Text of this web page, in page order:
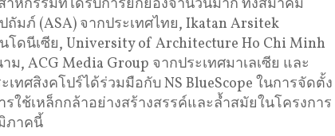
หกรรมที่ได้รับการยกย่องจำนวนมาก ทั้งสมาคม
มภ์ (ASA) จากประเทศไทย, Ikatan Arsitek
โดนีเซีย, University of Architecture Ho Chi Minh
ม, ACG Media Group จากประเทศมาเลเซีย และ
เทศสิงคโปร์ได้ร่วมมือกับ NS BlueScope ในการจัดตั้ง
ใช้เหล็กกล้าอย่างสร้างสรรค์และล้ำสมัยในโครงการ
ภาคนี้